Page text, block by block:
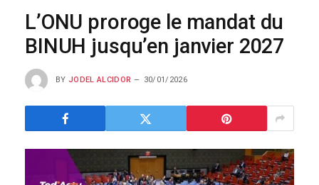
L’ONU proroge le mandat du
BINUH jusqu’en janvier 2027
BY JODEL ALCIDOR 30/01/2026